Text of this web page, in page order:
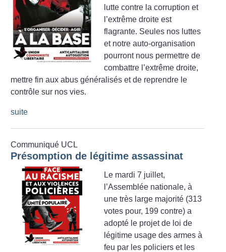
lutte contre la corruption et
l’extrême droite est
flagrante. Seules nos luttes
et notre auto-organisation
pourront nous permettre de
combattre l’extrême droite,
mettre fin aux abus généralisés et de reprendre le
contrôle sur nos vies.
suite
Communiqué UCL
Présomption de légitime assassinat
Le mardi 7 juillet,
l’Assemblée nationale, à
une très large majorité (313
votes pour, 199 contre) a
adopté le projet de loi de
légitime usage des armes à
feu par les policiers et les